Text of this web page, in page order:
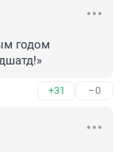
годом
+31 –0